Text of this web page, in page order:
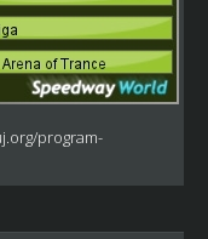
program-